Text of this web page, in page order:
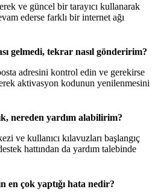
ve güncel bir tarayıcı kullanarak
ederse farklı bir internet ağı
gelmedi, tekrar nasıl gönderirim?
adresini kontrol edin ve gerekirse
aktivasyon kodunun yenilenmesini
nereden yardım alabilirim?
ve kullanıcı kılavuzları başlangıç
hattından da yardım talebinde
en çok yaptığı hata nedir?